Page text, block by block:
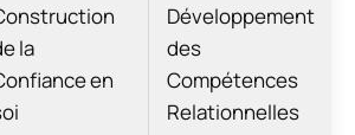
la
en
Développement
des
Compétences
Relationnelles